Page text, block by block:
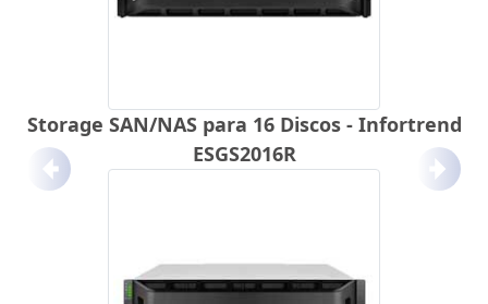
Storage SAN/NAS para 16 Discos - Infortrend
ESGS2016R
Anterior